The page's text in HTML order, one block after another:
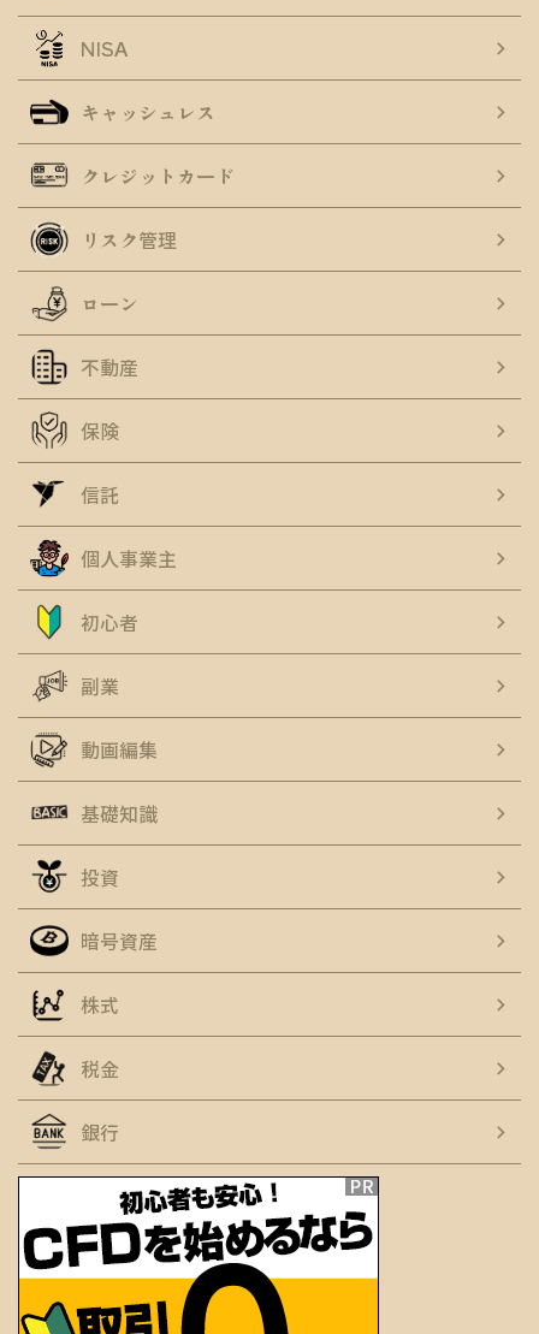
NISA
キャッシュレス
クレジットカード
リスク管理
ローン
不動産
保険
信託
個人事業主
初心者
副業
動画編集
基礎知識
投資
暗号資産
株式
税金
銀行